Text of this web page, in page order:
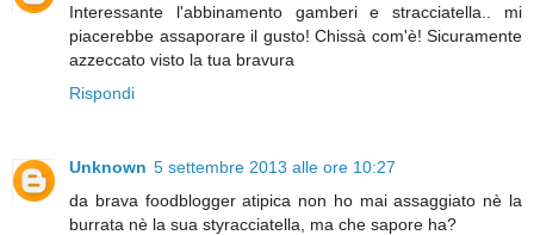
Interessante l'abbinamento gamberi e stracciatella.. mi
piacerebbe assaporare il gusto! Chissà com'è! Sicuramente
azzeccato visto la tua bravura
Rispondi
Unknown 5 settembre 2013 alle ore 10:27
da brava foodblogger atipica non ho mai assaggiato nè la
burrata nè la sua styracciatella, ma che sapore ha?